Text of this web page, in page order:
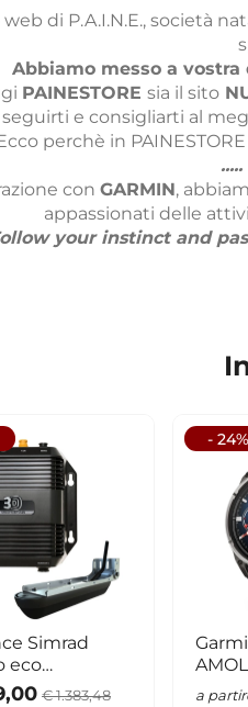
web di P.A.I.N.E., società
Abbiamo messo a
PAINESTORE sia il sito
e consigliarti al
perchè in
con GARMIN,
appassionati delle
your instinct and
Simrad
eco
3D
€ 1.383,48
- 24%
a